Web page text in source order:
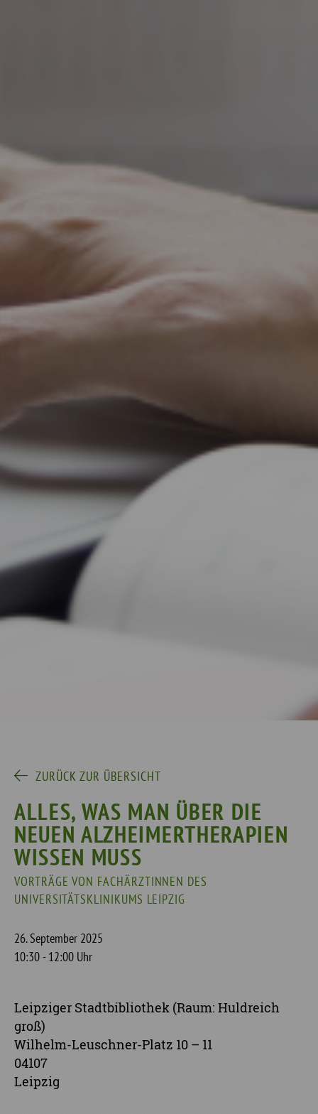
ZURÜCK ZUR ÜBERSICHT
ALLES, WAS MAN ÜBER DIE
NEUEN ALZHEIMERTHERAPIEN
WISSEN MUSS
VORTRÄGE VON FACHÄRZTINNEN DES
UNIVERSITÄTSKLINIKUMS LEIPZIG
26. September 2025
10:30 - 12:00 Uhr
Leipziger Stadtbibliothek (Raum: Huldreich
groß)
Wilhelm-Leuschner-Platz 10 – 11
04107
Leipzig